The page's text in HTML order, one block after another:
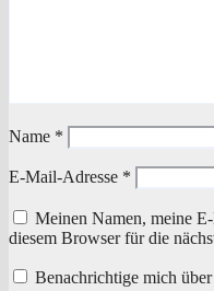
Name *
E-Mail-Adresse *
Meinen Namen, meine
diesem Browser für die
Benachrichtige mich